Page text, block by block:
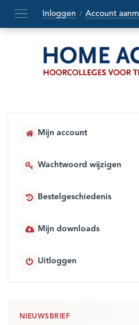
Hoofdmenu
openen
Inloggen / Account
Mijn account
Wachtwoord wijzigen
Bestelgeschiedenis
Mijn downloads
Uitloggen
NIEUWSBRIEF